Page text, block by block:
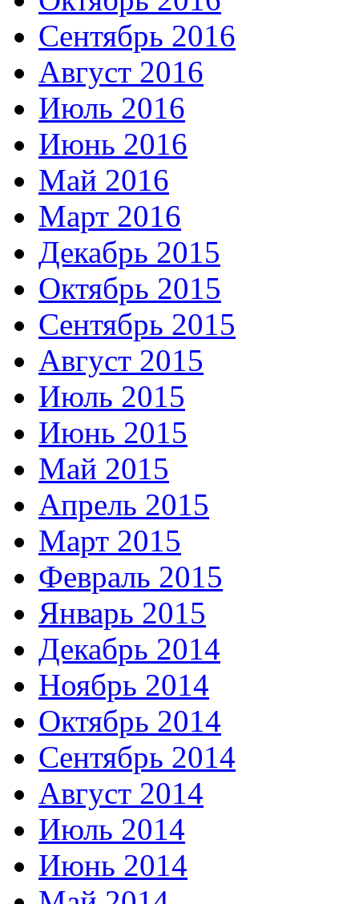
Сентябрь 2016
Август 2016
Июль 2016
Июнь 2016
Май 2016
Март 2016
Декабрь 2015
Октябрь 2015
Сентябрь 2015
Август 2015
Июль 2015
Июнь 2015
Май 2015
Апрель 2015
Март 2015
Февраль 2015
Январь 2015
Декабрь 2014
Ноябрь 2014
Октябрь 2014
Сентябрь 2014
Август 2014
Июль 2014
Июнь 2014